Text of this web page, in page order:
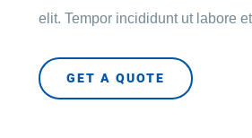
elit. Tempor incididunt ut labore
GET A QUOTE